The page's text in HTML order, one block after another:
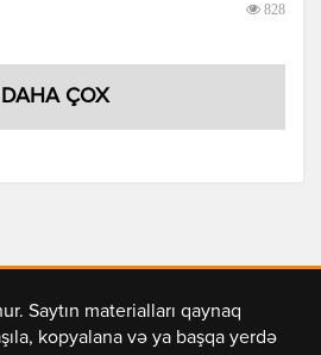
828
DAHA ÇOX
Saytın materialları qaynaq
kopyalana və ya başqa yerdə